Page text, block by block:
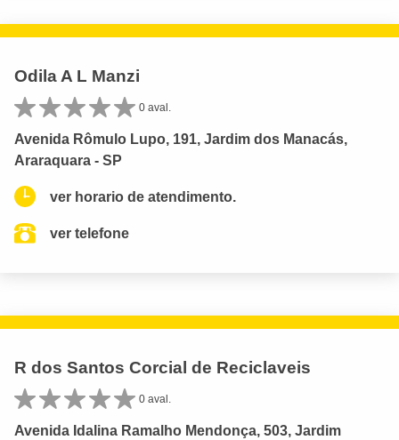
Odila A L Manzi
0 aval.
Avenida Rômulo Lupo, 191, Jardim dos Manacás,
Araraquara - SP
ver horario de atendimento.
ver telefone
R dos Santos Corcial de Reciclaveis
0 aval.
Avenida Idalina Ramalho Mendonça, 503, Jardim